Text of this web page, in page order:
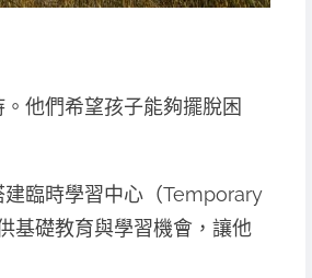
他們希望孩子能夠擺脫困
臨時學習中心（Temporary
基礎教育與學習機會，讓他